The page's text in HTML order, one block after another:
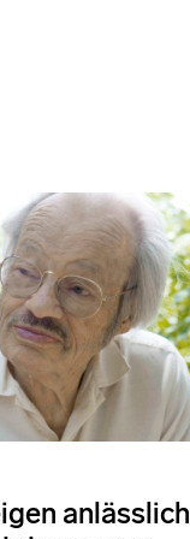
anlässlich